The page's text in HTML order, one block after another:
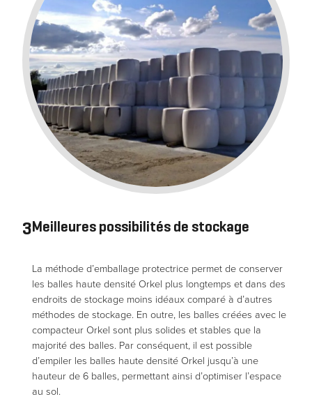
3Meilleures possibilités de stockage
La méthode d’emballage protectrice permet de conserver
les balles haute densité Orkel plus longtemps et dans des
endroits de stockage moins idéaux comparé à d’autres
méthodes de stockage. En outre, les balles créées avec le
compacteur Orkel sont plus solides et stables que la
majorité des balles. Par conséquent, il est possible
d’empiler les balles haute densité Orkel jusqu’à une
hauteur de 6 balles, permettant ainsi d’optimiser l’espace
au sol.